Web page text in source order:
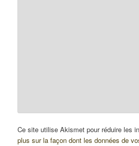
Ce site utilise Akismet pour réduire les
plus sur la façon dont les données de